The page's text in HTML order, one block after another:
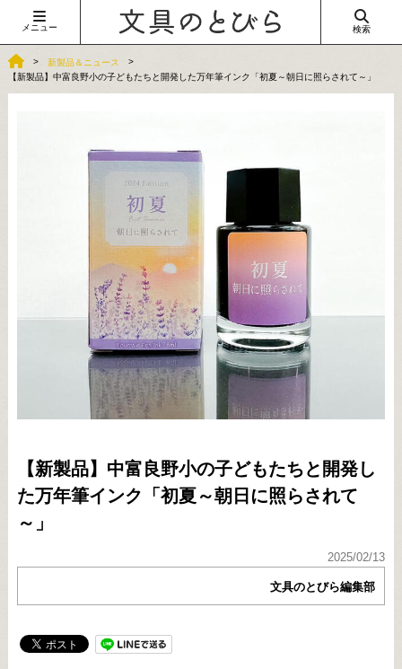
メニュー 検索
新製品＆ニュース
【新製品】中富良野小の子どもたちと開発した万年筆インク「初夏～朝日に照らされて～」
【新製品】中富良野小の子どもたちと開発し
た万年筆インク「初夏～朝日に照らされて
～」
2025/02/13
文具のとびら編集部